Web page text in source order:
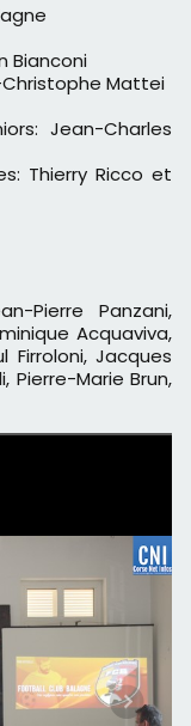
Bianconi
Mattei
Jean-Charles
Thierry Ricco et
Pierre Panzani,
Acquaviva,
Firroloni, Jacques
Pierre-Marie Brun,